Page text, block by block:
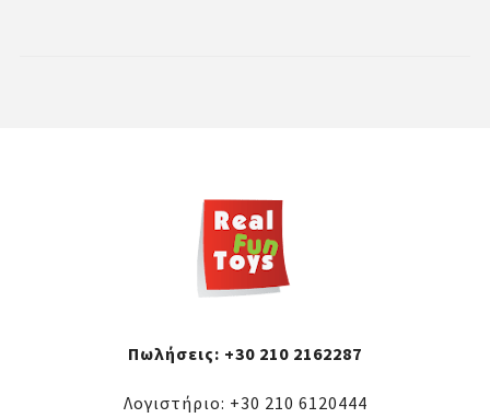
Πωλήσεις: +30 210 2162287
Λογιστήριο: +30 210 6120444